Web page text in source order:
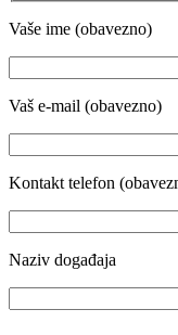
Vaše ime (obavezno)
Vaš e-mail (obavezno)
Kontakt telefon
Naziv događaja